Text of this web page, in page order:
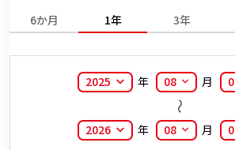
6か月 1年 3年
2025 年 08 月
2026 年 08 月